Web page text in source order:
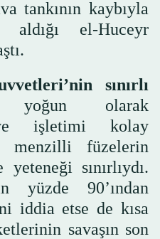
tankının kaybıyla
el-Huceyr
sınırlı
olarak
ve işletimi kolay
menzilli füzelerin
yeteneği sınırlıydı.
yüzde 90’ından
iddia etse de kısa
savaşın son